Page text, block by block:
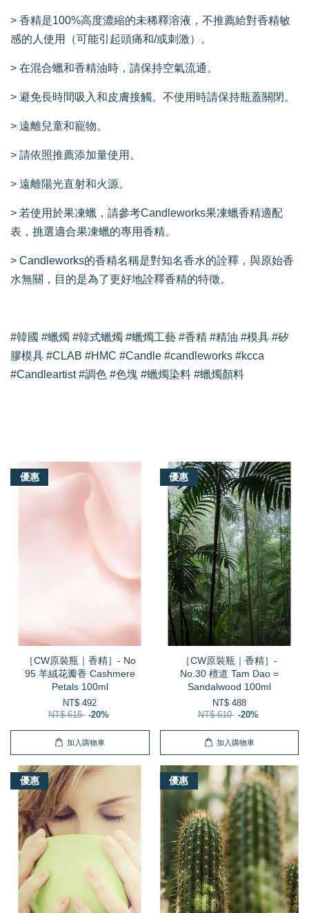
> 香精是100%高度濃縮的未稀釋溶液，不推薦給對香精敏
感的人使用（可能引起頭痛和/或刺激）。
> 在混合蠟和香精油時，請保持空氣流通。
> 避免長時間吸入和皮膚接觸。不使用時請保持瓶蓋關閉。
> 遠離兒童和寵物。
> 請依照推薦添加量使用。
> 遠離陽光直射和火源。
> 若使用於果凍蠟，請參考Candleworks果凍蠟香精適配
表，挑選適合果凍蠟的專用香精。
> Candleworks的香精名稱是對知名香水的詮釋，與原始香
水無關，目的是為了更好地詮釋香精的特徵。
#韓國 #蠟燭 #韓式蠟燭 #蠟燭工藝 #香精 #精油 #模具 #矽
膠模具 #CLAB #HMC #Candle #candleworks #kcca
#Candleartist #調色 #色塊 #蠟燭染料 #蠟燭顏料
優惠
［CW原裝瓶｜香精］- No
95 羊絨花瓣香 Cashmere
Petals 100ml
NT$ 492
NT$ 615 -20%
加入購物車
優惠
［CW原裝瓶｜香精］-
No.30 檀道 Tam Dao =
Sandalwood 100ml
NT$ 488
NT$ 610 -20%
加入購物車
優惠 優惠